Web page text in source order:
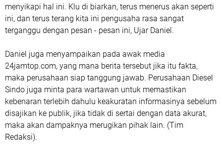
menyikapi hal ini. Klu di biarkan, terus menerus akan seperti
ini, dan terus terang kita ini pengusaha rasa sangat
terganggu dengan pesan - pesan ini, Ujar Daniel.
Daniel juga menyampaikan pada awak media
24jamtop.com, yang mana berita tersebut jika itu fakta,
maka perusahaan siap tanggung jawab. Perusahaan Diesel
Sindo juga minta para wartawan untuk memastikan
kebenaran terlebih dahulu keakuratan informasinya sebelum
disajikan ke publik, jika tidak di sertai dengan data akurat,
maka akan dampaknya merugikan pihak lain. (Tim
Redaksi).